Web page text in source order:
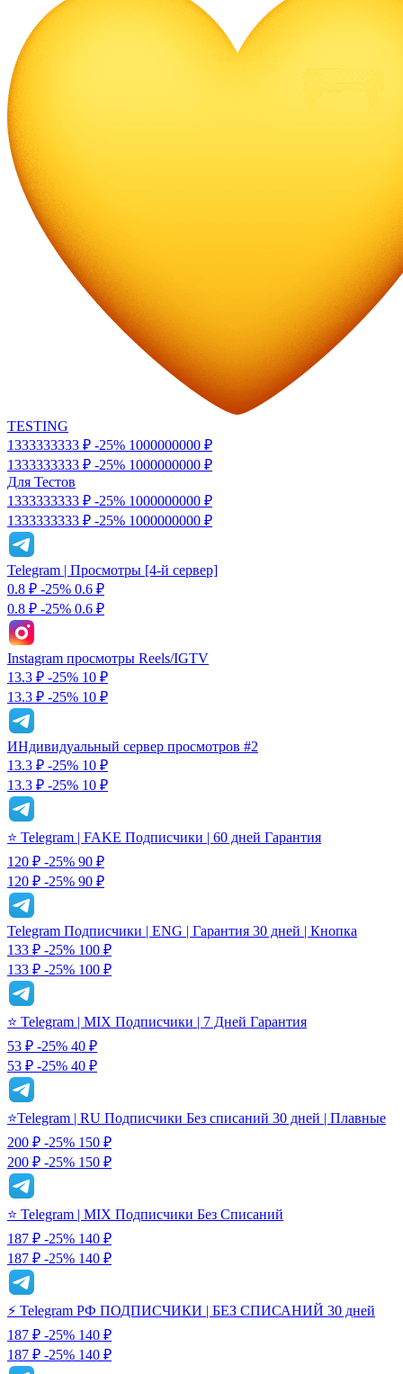
TESTING
1333333333 ₽ -25% 1000000000 ₽
1333333333 ₽ -25% 1000000000 ₽
Для Тестов
1333333333 ₽ -25% 1000000000 ₽
1333333333 ₽ -25% 1000000000 ₽
Telegram | Просмотры [4-й сервер]
0.8 ₽ -25% 0.6 ₽
0.8 ₽ -25% 0.6 ₽
Instagram просмотры Reels/IGTV
13.3 ₽ -25% 10 ₽
13.3 ₽ -25% 10 ₽
ИНдивидуальный сервер просмотров #2
13.3 ₽ -25% 10 ₽
13.3 ₽ -25% 10 ₽
⭐️ Telegram | FAKE Подписчики | 60 дней Гарантия
120 ₽ -25% 90 ₽
120 ₽ -25% 90 ₽
Telegram Подписчики | ENG | Гарантия 30 дней | Кнопка
133 ₽ -25% 100 ₽
133 ₽ -25% 100 ₽
⭐️ Telegram | MIX Подписчики | 7 Дней Гарантия
53 ₽ -25% 40 ₽
53 ₽ -25% 40 ₽
⭐️Telegram | RU Подписчики Без списаний 30 дней | Плавные
200 ₽ -25% 150 ₽
200 ₽ -25% 150 ₽
⭐️ Telegram | MIX Подписчики Без Списаний
187 ₽ -25% 140 ₽
187 ₽ -25% 140 ₽
⚡️ Telegram РФ ПОДПИСЧИКИ | БЕЗ СПИСАНИЙ 30 дней
187 ₽ -25% 140 ₽
187 ₽ -25% 140 ₽